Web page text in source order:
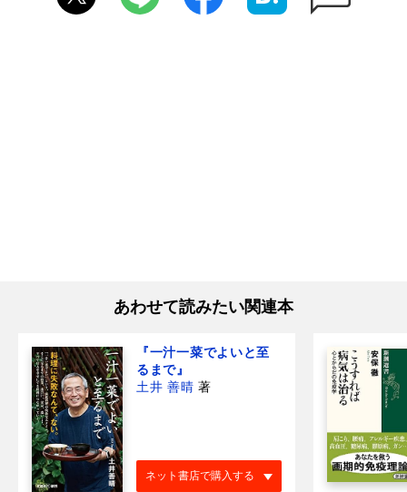
あわせて読みたい関連本
『一汁一菜でよいと至
るまで』
土井 善晴 著
ネット書店で購入する